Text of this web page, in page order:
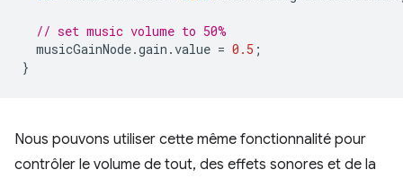
// set music volume to 50%
musicGainNode.gain .value = 0.5 ;
}
Nous pouvons utiliser cette même fonctionnalité pour
contrôler le volume de tout, des effets sonores et de la